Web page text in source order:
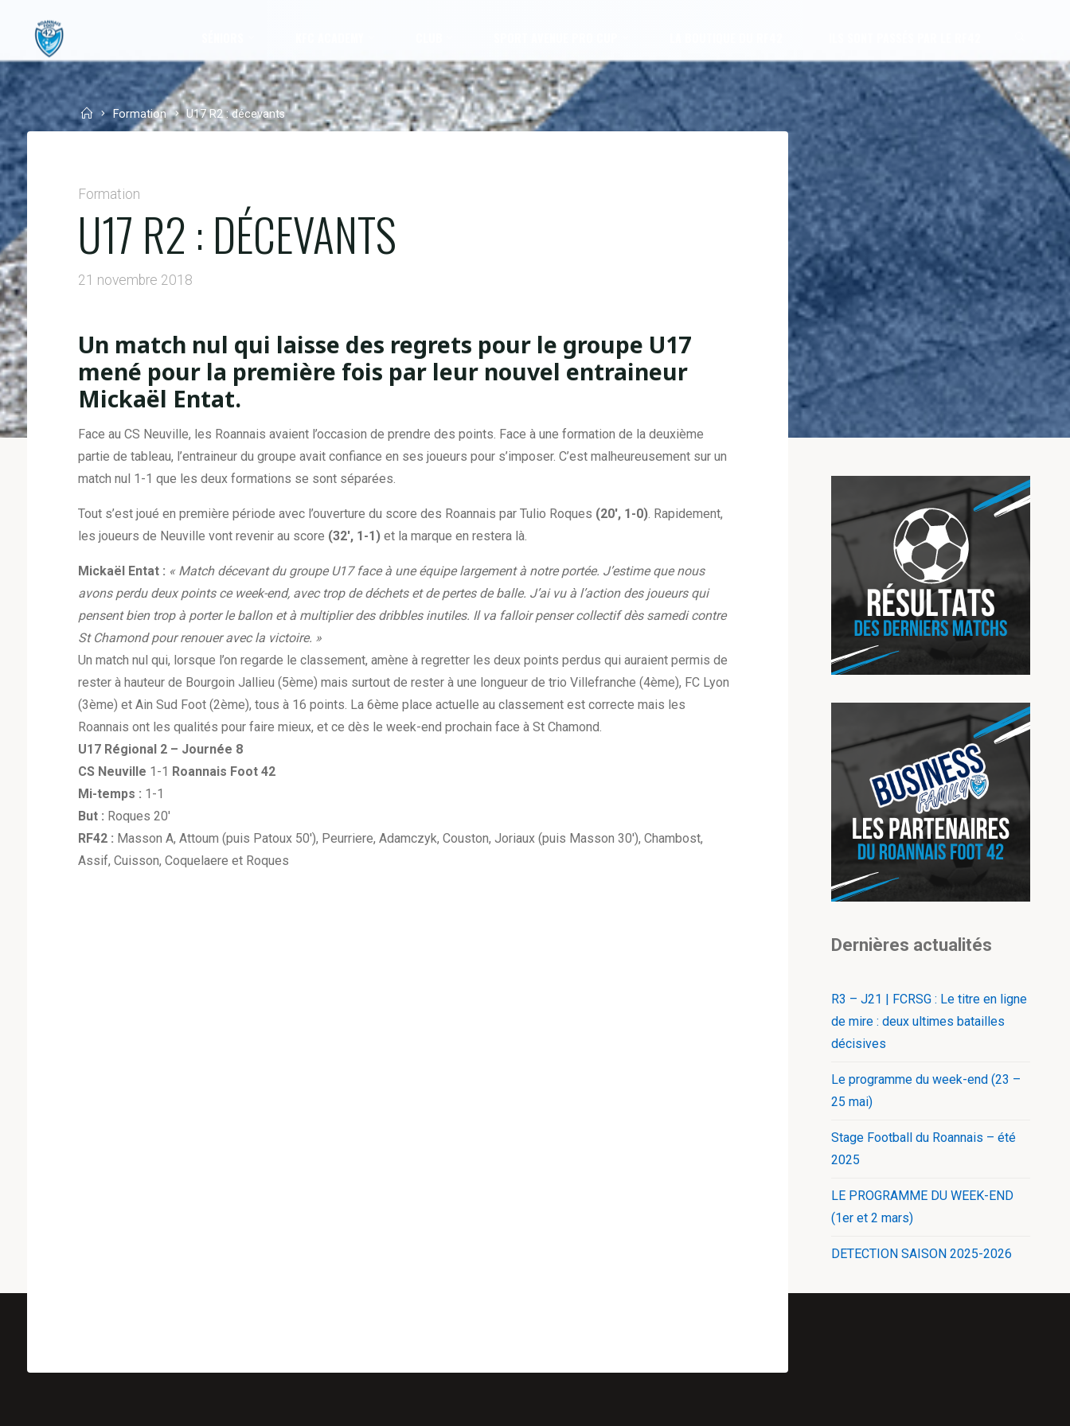
content
HomeFormation U17 R2 : décevants
Formation
U17 R2 : DÉCEVANTS
21 novembre 2018
Un match nul qui laisse des regrets pour le groupe U17
mené pour la première fois par leur nouvel entraineur
Mickaël Entat.
Face au CS Neuville, les Roannais avaient l’occasion de prendre des points. Face à une formation de la deuxième
partie de tableau, l’entraineur du groupe avait confiance en ses joueurs pour s’imposer. C’est malheureusement sur un
match nul 1-1 que les deux formations se sont séparées.
Tout s’est joué en première période avec l’ouverture du score des Roannais par Tulio Roques (20′, 1-0). Rapidement,
les joueurs de Neuville vont revenir au score (32′, 1-1) et la marque en restera là.
Mickaël Entat : « Match décevant du groupe U17 face à une équipe largement à notre portée. J’estime que nous
avons perdu deux points ce week-end, avec trop de déchets et de pertes de balle. J’ai vu à l’action des joueurs qui
pensent bien trop à porter le ballon et à multiplier des dribbles inutiles. Il va falloir penser collectif dès samedi contre
St Chamond pour renouer avec la victoire. »
Un match nul qui, lorsque l’on regarde le classement, amène à regretter les deux points perdus qui auraient permis de
rester à hauteur de Bourgoin Jallieu (5ème) mais surtout de rester à une longueur de trio Villefranche (4ème), FC Lyon
(3ème) et Ain Sud Foot (2ème), tous à 16 points. La 6ème place actuelle au classement est correcte mais les
Roannais ont les qualités pour faire mieux, et ce dès le week-end prochain face à St Chamond.
U17 Régional 2 – Journée 8
CS Neuville 1-1 Roannais Foot 42
Mi-temps : 1-1
But : Roques 20′
RF42 : Masson A, Attoum (puis Patoux 50′), Peurriere, Adamczyk, Couston, Joriaux (puis Masson 30′), Chambost,
Assif, Cuisson, Coquelaere et Roques
Dernières actualités
R3 – J21 | FCRSG : Le titre en ligne
de mire : deux ultimes batailles
décisives
Le programme du week-end (23 –
25 mai)
Stage Football du Roannais – été
2025
LE PROGRAMME DU WEEK-END
(1er et 2 mars)
DETECTION SAISON 2025-2026